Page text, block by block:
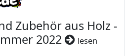
Zubehör aus Holz -
2022
lesen